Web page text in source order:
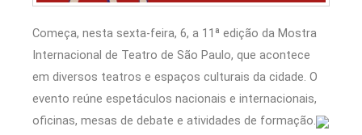
Começa, nesta sexta-feira, 6, a 11ª edição da Mostra
Internacional de Teatro de São Paulo, que acontece
em diversos teatros e espaços culturais da cidade. O
evento reúne espetáculos nacionais e internacionais,
oficinas, mesas de debate e atividades de formação.